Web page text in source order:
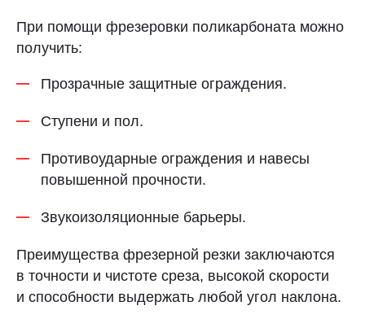
8 (800) 333-72-11
sale@plastikam.ru
При помощи фрезеровки поликарбоната можно
получить:
Прозрачные защитные ограждения.
Ступени и пол.
Противоударные ограждения и навесы
повышенной прочности.
Звукоизоляционные барьеры.
Преимущества фрезерной резки заключаются
в точности и чистоте среза, высокой скорости
и способности выдержать любой угол наклона.